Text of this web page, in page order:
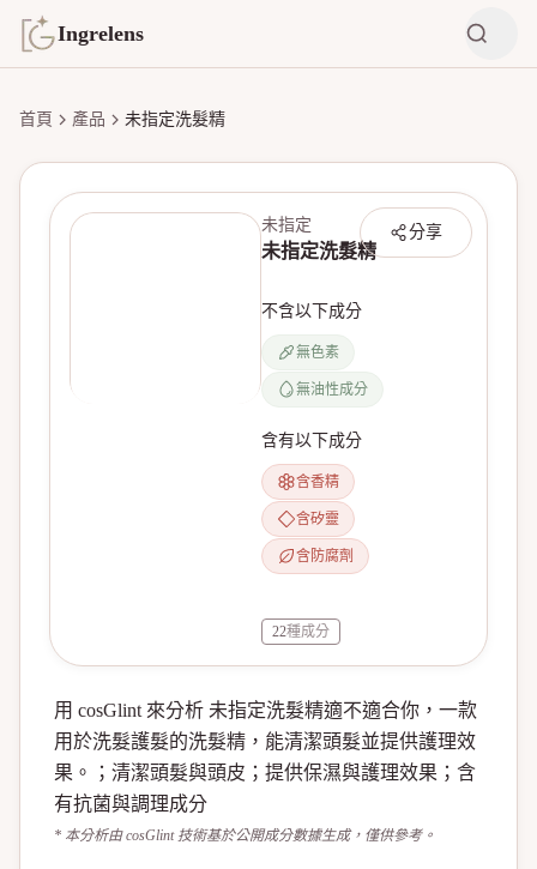
Ingrelens
首頁 產品 未指定洗髮精
分享
未指定
未指定洗髮精
不含以下成分
無色素
無油性成分
含有以下成分
含香精
含矽靈
含防腐劑
22種成分
用 cosGlint 來分析 未指定洗髮精適不適合你，一款
用於洗髮護髮的洗髮精，能清潔頭髮並提供護理效
果。；清潔頭髮與頭皮；提供保濕與護理效果；含
有抗菌與調理成分
* 本分析由 cosGlint 技術基於公開成分數據生成，僅供參考。